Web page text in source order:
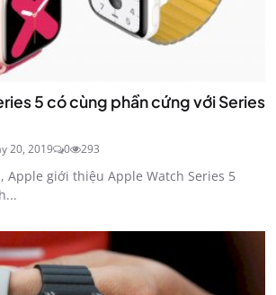
5 có cùng phần cứng với Series
20, 2019 0 293
Apple giới thiệu Apple Watch Series 5